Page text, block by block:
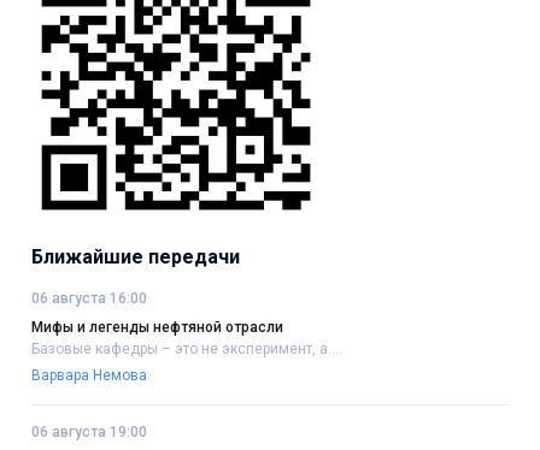
Ближайшие передачи
06 августа 16:00
Мифы и легенды нефтяной отрасли
Базовые кафедры – это не эксперимент, а....
Варвара Немова
06 августа 19:00